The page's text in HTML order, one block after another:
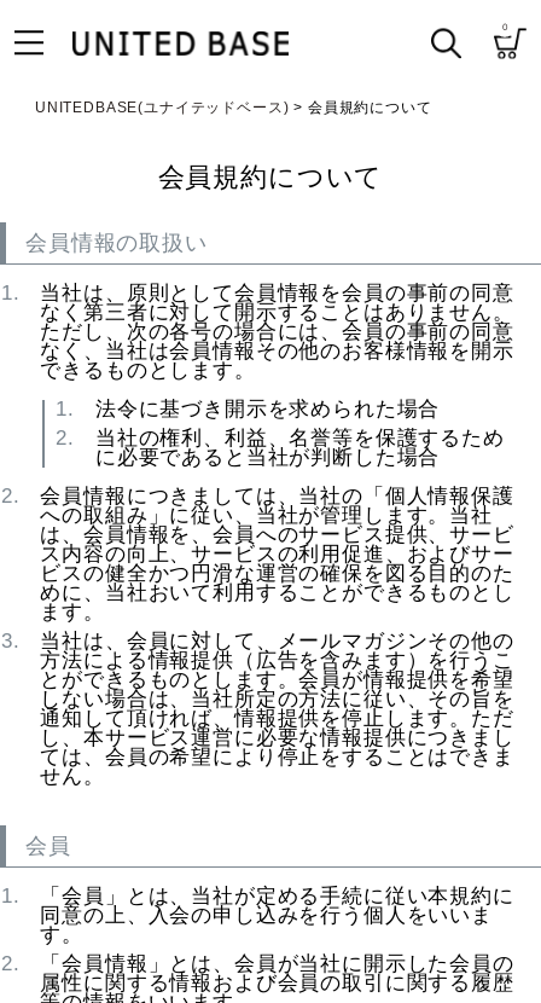
0
UNITEDBASE(ユナイテッドベース) 会員規約について
会員規約について
会員情報の取扱い
当社は、原則として会員情報を会員の事前の同意
なく第三者に対して開示することはありません。
ただし、次の各号の場合には、会員の事前の同意
なく、当社は会員情報その他のお客様情報を開示
できるものとします。
法令に基づき開示を求められた場合
当社の権利、利益、名誉等を保護するため
に必要であると当社が判断した場合
会員情報につきましては、当社の「個人情報保護
への取組み」に従い、当社が管理します。当社
は、会員情報を、会員へのサービス提供、サービ
ス内容の向上、サービスの利用促進、およびサー
ビスの健全かつ円滑な運営の確保を図る目的のた
めに、当社おいて利用することができるものとし
ます。
当社は、会員に対して、メールマガジンその他の
方法による情報提供（広告を含みます）を行うこ
とができるものとします。会員が情報提供を希望
しない場合は、当社所定の方法に従い、その旨を
通知して頂ければ、情報提供を停止します。ただ
し、本サービス運営に必要な情報提供につきまし
ては、会員の希望により停止をすることはできま
せん。
会員
「会員」とは、当社が定める手続に従い本規約に
同意の上、入会の申し込みを行う個人をいいま
す。
「会員情報」とは、会員が当社に開示した会員の
属性に関する情報および会員の取引に関する履歴